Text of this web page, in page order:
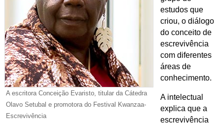
A escritora Conceição Evaristo, titular da Cátedra
Olavo Setubal e promotora do Festival Kwanzaa-
Escrevivência
estudos que
criou, o diálogo
do conceito de
escrevivência
com diferentes
áreas de
conhecimento.
A intelectual
explica que a
escrevivência